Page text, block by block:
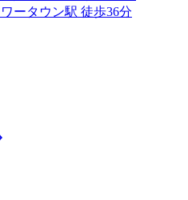
ータウン駅 徒歩36分